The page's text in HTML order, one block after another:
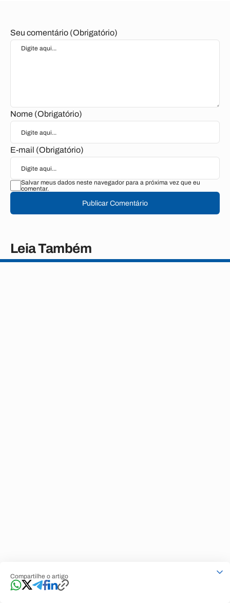
Compartilhe o artigo
Seu comentário (Obrigatório)
Nome (Obrigatório)
E-mail (Obrigatório)
Salvar meus dados neste navegador para a próxima vez que eu
comentar.
Publicar Comentário
Leia Também